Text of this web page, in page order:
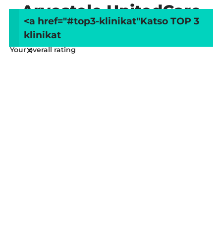
Arvostele UnitedCare
Turkey
Your overall rating
<a href="#top3-klinikat"Katso TOP 3
klinikat
×